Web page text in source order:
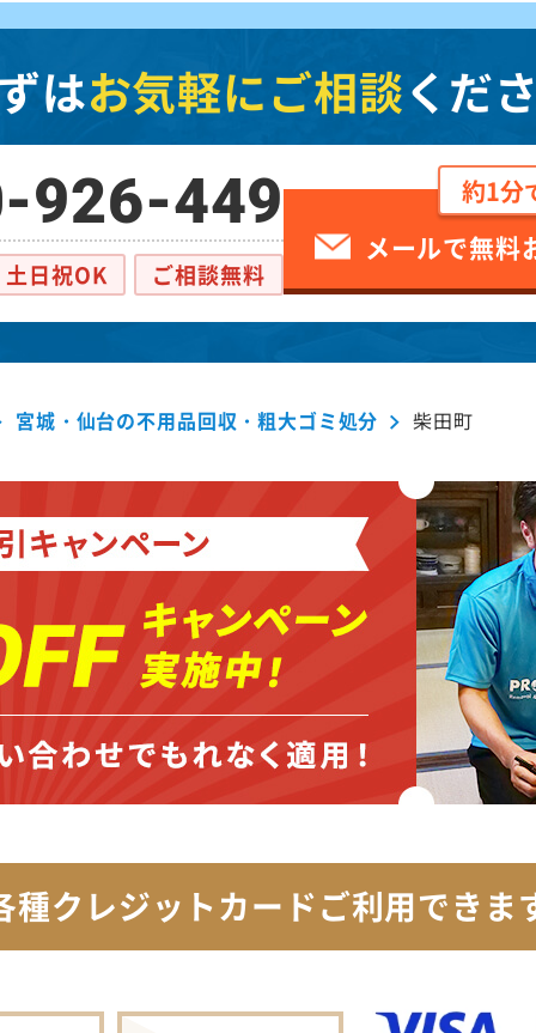
はお気軽にご相談くだ
926-449
土日祝OK ご相談無料
約1分
メールで無料
宮城・仙台の不用品回収・粗大ゴミ処分 柴田町
種クレジットカードご利用できま